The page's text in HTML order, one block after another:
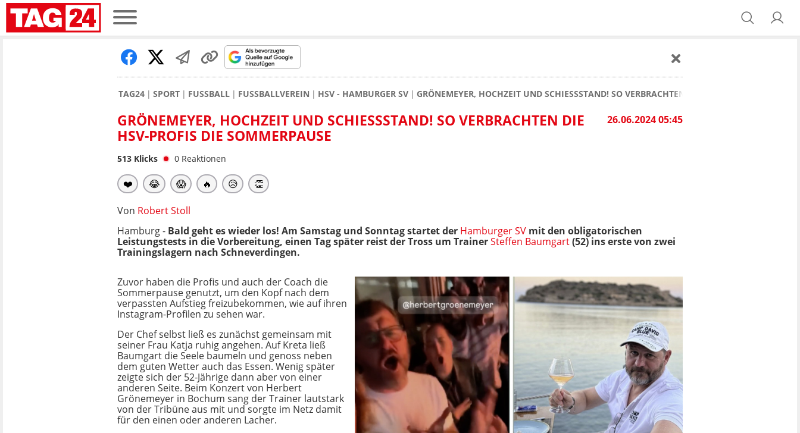
TAG24 SPORT FUSSBALL FUSSBALLVEREIN HSV - HAMBURGER SV GRÖNEMEYER, HOCHZEIT UND SCHIESSSTAND! SO VERBRACHTEN DIE HSV-PROFIS DIE
26.06.2024 05:45
GRÖNEMEYER, HOCHZEIT UND SCHIESSSTAND! SO VERBRACHTEN DIE H
SV-PROFIS DIE SOMMERPAUSE
513 Klicks 0 Reaktionen
❤️ 😂 😱 🔥 😥 👏
Von Robert Stoll
Hamburg - Bald geht es wieder los! Am Samstag und Sonntag startet der Hamburger SV mit den obligatorischen
Leistungstests in die Vorbereitung, einen Tag später reist der Tross um TrainerSteffen Baumgart(52) ins erste von zwei
Trainingslagern nach Schneverdingen.
Zuvor haben die Profis und auch der Coach die
Sommerpause genutzt, um den Kopf nach dem
verpassten Aufstieg freizubekommen, wie auf ihren
Instagram-Profilen zu sehen war.
Der Chef selbst ließ es zunächst gemeinsam mit
seiner Frau Katja ruhig angehen. Auf Kreta ließ
Baumgart die Seele baumeln und genoss neben
dem guten Wetter auch das Essen. Wenig später
zeigte sich der 52-Jährige dann aber von einer
anderen Seite. Beim Konzert von Herbert
Grönemeyer in Bochum sang der Trainer lautstark
von der Tribüne aus mit und sorgte im Netz damit
für den einen oder anderen Lacher.